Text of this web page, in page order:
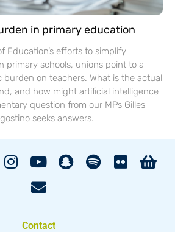
in primary education
Education’s efforts to simplify
primary schools, unions point to a
on teachers. What is the actual
and how might artificial intelligence
question from our MPs Gilles
seeks answers.
Contact